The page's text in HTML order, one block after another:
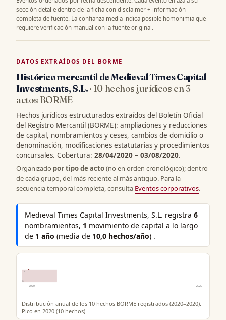
sección detalle dentro de la ficha con disclaimer + información
completa de fuente. La confianza media indica posible homonimia que
requiere verificación manual con la fuente original.
DATOS EXTRAÍDOS DEL BORME
Histórico mercantil de Medieval Times Capital
Investments, S.L.· 10 hechos jurídicos en 3
actos BORME
Hechos jurídicos estructurados extraídos del Boletín Oficial
del Registro Mercantil (BORME): ampliaciones y reducciones
de capital, nombramientos y ceses, cambios de domicilio o
denominación, modificaciones estatutarias y procedimientos
concursales. Cobertura: 28/04/2020 – 03/08/2020.
Organizado por tipo de acto(no en orden cronológico); dentro
de cada grupo, del más reciente al más antiguo. Para la
secuencia temporal completa, consulta Eventos corporativos.
Medieval Times Capital Investments, S.L. registra6
nombramientos, 1 movimiento de capital a lo largo
de 1 año (media de 10,0 hechos/año) .
10
0
2020
2020
Distribución anual de los 10 hechos BORME registrados (2020–2020).
Pico en 2020 (10 hechos).